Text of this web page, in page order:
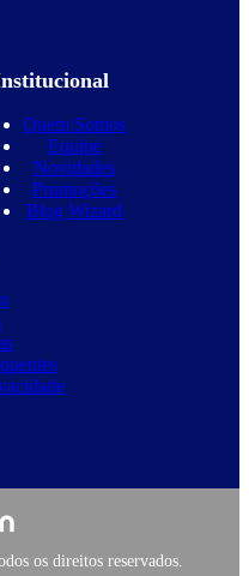
Quem Somos
Equipe
Novidades
Promoções
Blog Wizard
os direitos reservados.